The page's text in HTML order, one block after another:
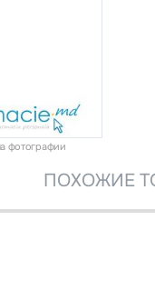
фотографии
ПОХОЖИЕ